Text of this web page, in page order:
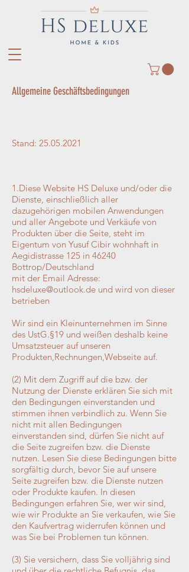
Allgemeine Geschäftsbedingungen
Stand: 25.05.2021
1.Diese Website HS Deluxe und/oder die
Dienste, einschließlich aller
dazugehörigen mobilen Anwendungen
und aller Angebote und Verkäufe von
Produkten über die Seite, steht im
Eigentum von Yusuf Cibir wohnhaft in
Aegidistrasse 125 in 46240
Bottrop/Deutschland
mit der Email Adresse:
hsdeluxe@outlook.de und wird von dieser
betrieben
Wir sind ein Kleinunternehmen im Sinne
des UstG.§19 und weißen deshalb keine
Umsatzsteuer auf unseren
Produkten,Rechnungen,Webseite auf.
(2) Mit dem Zugriff auf die bzw. der
Nutzung der Dienste erklären Sie sich mit
den Bedingungen einverstanden und
stimmen ihnen verbindlich zu. Wenn Sie
nicht mit allen Bedingungen
einverstanden sind, dürfen Sie nicht auf
die Seite zugreifen bzw. die Dienste
nutzen. Lesen Sie diese Bedingungen bitte
sorgfältig durch, bevor Sie auf unsere
Seite zugreifen bzw. die Dienste nutzen
oder Produkte kaufen. In diesen
Bedingungen erfahren Sie, wer wir sind,
wie wir Produkte an Sie verkaufen, wie Sie
den Kaufvertrag widerrufen können und
was Sie bei Problemen tun können.
(3) Sie versichern, dass Sie volljährig sind